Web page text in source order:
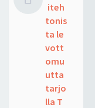
iteh
tonis
ta le
vott
omu
utta
tarjo
lla T